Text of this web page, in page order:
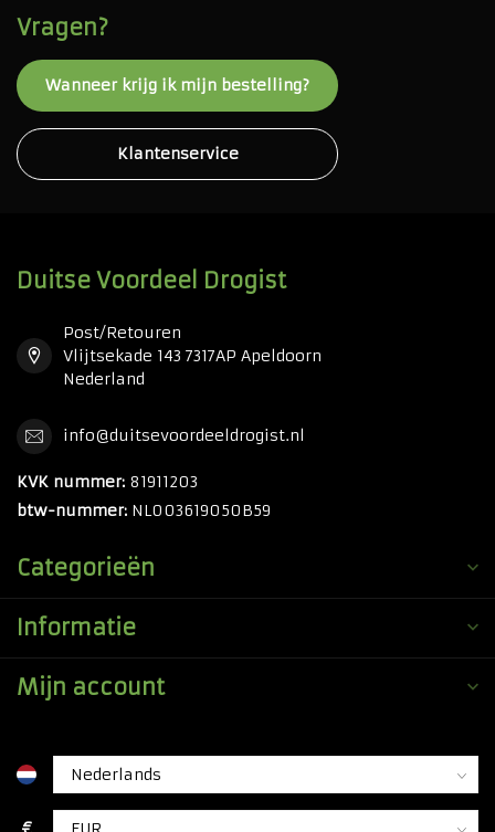
Vragen?
Wanneer krijg ik mijn bestelling?
Klantenservice
Duitse Voordeel Drogist
Post/Retouren
Vlijtsekade 143 7317AP Apeldoorn
Nederland
info@duitsevoordeeldrogist.nl
KVK nummer: 81911203
btw-nummer: NL003619050B59
Categorieën
Informatie
Mijn account